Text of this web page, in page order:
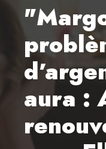
aura :